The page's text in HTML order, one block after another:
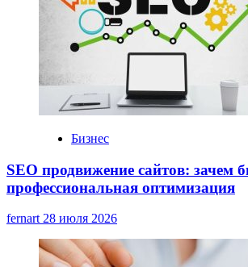
Бизнес
SEO продвижение сайтов: зачем
профессиональная оптимизация
fernart 28 июля 2026